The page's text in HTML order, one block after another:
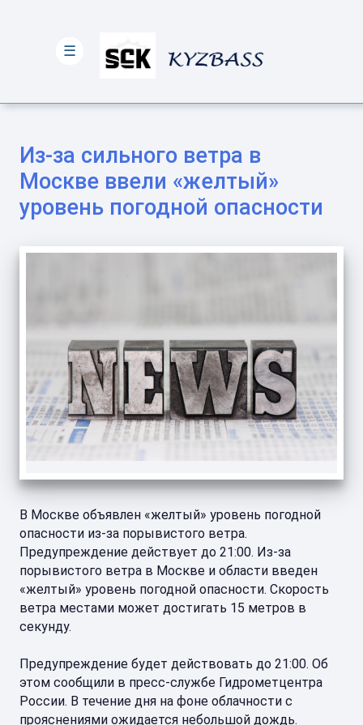
Из-за сильного ветра в
Москве ввели «желтый»
уровень погодной опасности
В Москве объявлен «желтый» уровень погодной
опасности из-за порывистого ветра.
Предупреждение действует до 21:00. Из-за
порывистого ветра в Москве и области введен
«желтый» уровень погодной опасности. Скорость
ветра местами может достигать 15 метров в
секунду.
Предупреждение будет действовать до 21:00. Об
этом сообщили в пресс-службе Гидрометцентра
России. В течение дня на фоне облачности с
прояснениями ожидается небольшой дождь.
☰